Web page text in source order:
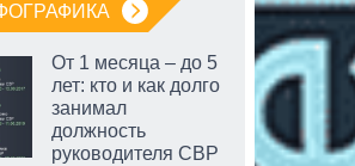
От 1 месяца – до 5
лет: кто и как долго
занимал
должность
руководителя СВР